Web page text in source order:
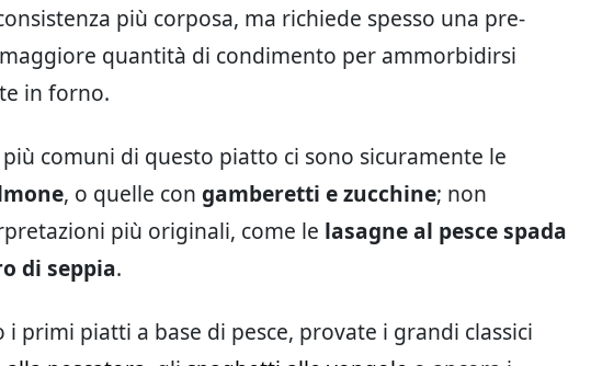
più corposa, ma richiede spesso una pre-
quantità di condimento per ammorbidirsi
in forno.
comuni di questo piatto ci sono sicuramente le
, o quelle con gamberetti e zucchine; non
più originali, come le lasagne al pesce spada
di seppia.
i primi piatti a base di pesce, provate i grandi classici